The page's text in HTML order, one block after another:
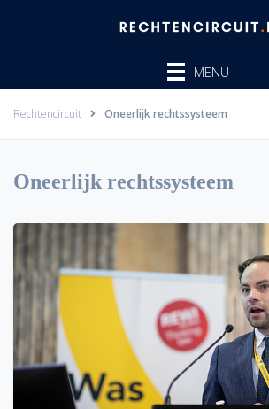
MENU
Rechtencircuit Oneerlijk rechtssysteem
Oneerlijk rechtssysteem